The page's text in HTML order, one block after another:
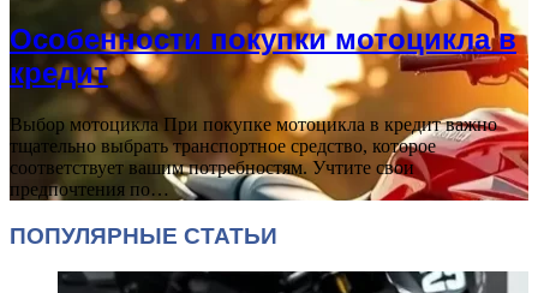
Особенности покупки мотоцикла в
кредит
Выбор мотоцикла При покупке мотоцикла в кредит важно
тщательно выбрать транспортное средство, которое
соответствует вашим потребностям. Учтите свои
предпочтения по…
ПОПУЛЯРНЫЕ СТАТЬИ